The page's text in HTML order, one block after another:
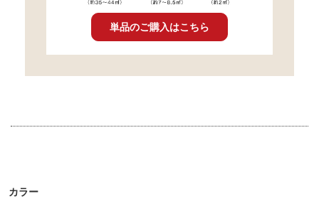
単品のご購入はこちら
カラー